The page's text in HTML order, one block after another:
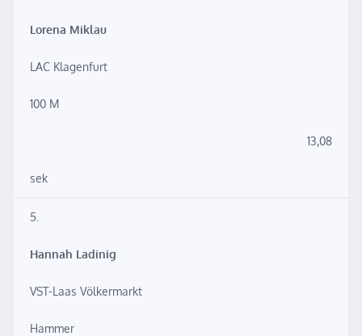
Lorena Miklau
LAC Klagenfurt
100 M
13,08
sek
5.
Hannah Ladinig
VST-Laas Völkermarkt
Hammer